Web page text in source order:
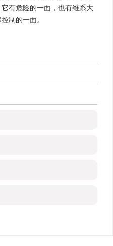
有危险的一面，也有维系大
制的一面。